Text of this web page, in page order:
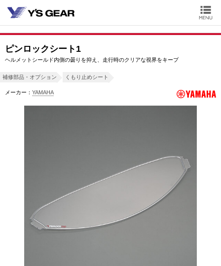
ピンロックシート1
ヘルメットシールド内側の曇りを抑え、走行時のクリアな視界をキープ
補修部品・オプション くもり止めシート
メーカー： YAMAHA